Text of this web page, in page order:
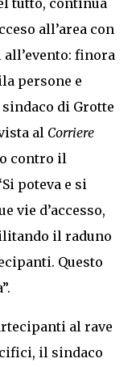
tutto, continua
all’area con
finora
persone e
sindaco di Grotte
al Corriere
contro il
poteva e si
vie d’accesso,
il raduno
Questo
al rave
il sindaco